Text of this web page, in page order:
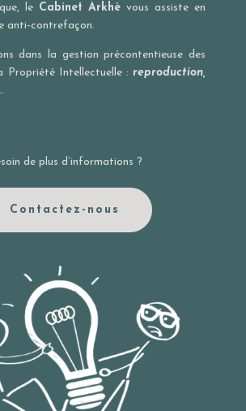
le Cabinet Arkhè vous assiste en
anti-contrefaçon.
dans la gestion précontentieuse des
Propriété Intellectuelle : reproduction,
..
de plus d’informations ?
Contactez-nous